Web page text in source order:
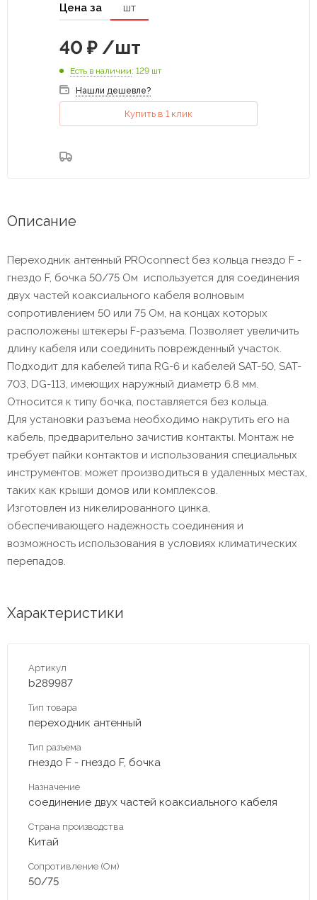
Цена за шт
40 ₽ /шт
Есть в наличии: 129 шт
Нашли дешевле?
Купить в 1 клик
Описание
Переходник антенный PROconnect без кольца гнездо F -
гнездо F, бочка 50/75 Ом используется для соединения
двух частей коаксиального кабеля волновым
сопротивлением 50 или 75 Ом, на концах которых
расположены штекеры F-разъема. Позволяет увеличить
длину кабеля или соединить поврежденный участок.
Подходит для кабелей типа RG-6 и кабелей SAT-50, SAT-
703, DG-113, имеющих наружный диаметр 6.8 мм.
Относится к типу бочка, поставляется без кольца.
Для установки разъема необходимо накрутить его на
кабель, предварительно зачистив контакты. Монтаж не
требует пайки контактов и использования специальных
инструментов: может производиться в удаленных местах,
таких как крыши домов или комплексов.
Изготовлен из никелированного цинка,
обеспечивающего надежность соединения и
возможность использования в условиях климатических
перепадов.
Характеристики
Артикул
b289987
Тип товара
переходник антенный
Тип разъема
гнездо F - гнездо F, бочка
Назначение
соединение двух частей коаксиального кабеля
Страна производства
Китай
Сопротивление (Ом)
50/75